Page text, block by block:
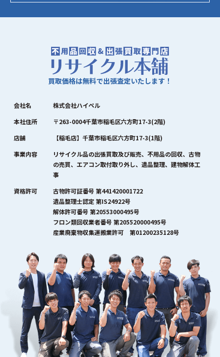
買取価格は無料で出張査定いたします！
会社名
株式会社ハイペル
本社住所
〒263-0004千葉市稲毛区六方町17-3(2階)
店舗
【稲毛店】千葉市稲毛区六方町17-3(1階)
事業内容
リサイクル品の出張買取及び販売、不用品の回収、古物
の売買、エアコン取付取り外し、遺品整理、建物解体工
事
資格許可
古物許可証番号 第441420001722
遺品整理士認定 第IS24922号
解体許可番号 第20553000495号
フロン類回収業者番号 第205520000495号
産業廃棄物収集運搬業許可 第01200235128号